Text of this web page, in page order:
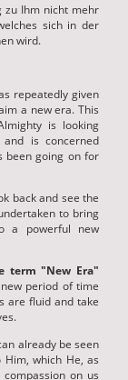
zu Ihm nicht mehr
sich in der
wird.
repeatedly given
a new era. This
is looking
and is concerned
been going on for
back and see the
to bring
a powerful new
term "New Era"
period of time
are fluid and take
already be seen
which He, as
on us